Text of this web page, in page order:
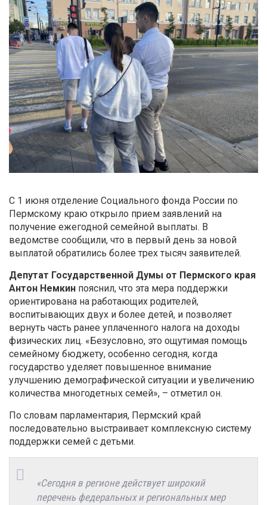
С 1 июня отделение Социального фонда России по
Пермскому краю открыло прием заявлений на
получение ежегодной семейной выплаты. В
ведомстве сообщили, что в первый день за новой
выплатой обратились более трех тысяч заявителей.
Депутат Государственной Думы от Пермского края
Антон Немкин пояснил, что эта мера поддержки
ориентирована на работающих родителей,
воспитывающих двух и более детей, и позволяет
вернуть часть ранее уплаченного налога на доходы
физических лиц. «Безусловно, это ощутимая помощь
семейному бюджету, особенно сегодня, когда
государство уделяет повышенное внимание
улучшению демографической ситуации и увеличению
количества многодетных семей», – отметил он.
По словам парламентария, Пермский край
последовательно выстраивает комплексную систему
поддержки семей с детьми.
«Сегодня в регионе действует широкий
перечень федеральных и региональных мер